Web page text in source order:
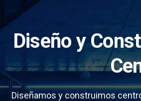
Diseño y
Diseñamos y construimos